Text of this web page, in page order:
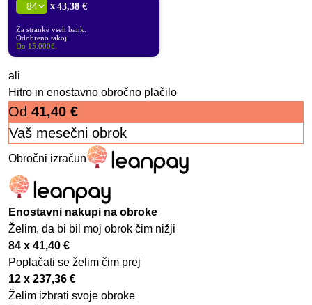
x 43,38 €
Za stranke vseh bank.
Odobreno takoj.
Do 15.000€.
ali
Hitro in enostavno obročno plačilo
Od 41,40 €
Vaš mesečni obrok
Obročni izračun
Enostavni nakupi na obroke
Želim, da bi bil moj obrok čim nižji
84 x 41,40 €
Poplačati se želim čim prej
12 x 237,36 €
Želim izbrati svoje obroke